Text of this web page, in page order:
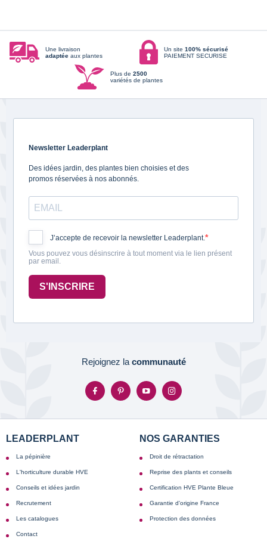
Une livraison
adaptée aux plantes
Un site 100% sécurisé
PAIEMENT SECURISE
Plus de 2500
variétés de plantes
Newsletter Leaderplant
Des idées jardin, des plantes bien choisies et des
promos réservées à nos abonnés.
J’accepte de recevoir la newsletter Leaderplant.
Vous pouvez vous désinscrire à tout moment via le lien présent
par email.
S'INSCRIRE
Rejoignez la communauté
LEADERPLANT
La pépinière
L'horticulture durable HVE
Conseils et idées jardin
Recrutement
Les catalogues
Contact
NOS GARANTIES
Droit de rétractation
Reprise des plants et conseils
Certification HVE Plante Bleue
Garantie d'origine France
Protection des données